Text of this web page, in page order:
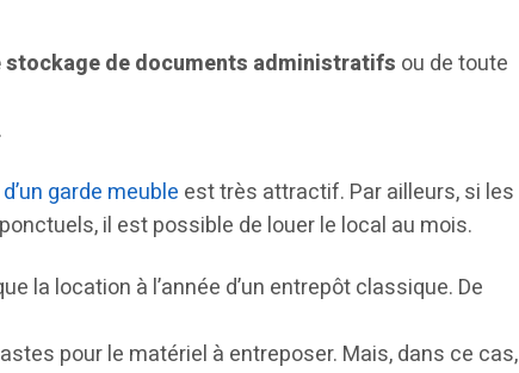
de documents administratifs ou de toute
garde meuble est très attractif. Par ailleurs, si les
il est possible de louer le local au mois.
la location à l’année d’un entrepôt classique. De
pour le matériel à entreposer. Mais, dans ce cas,